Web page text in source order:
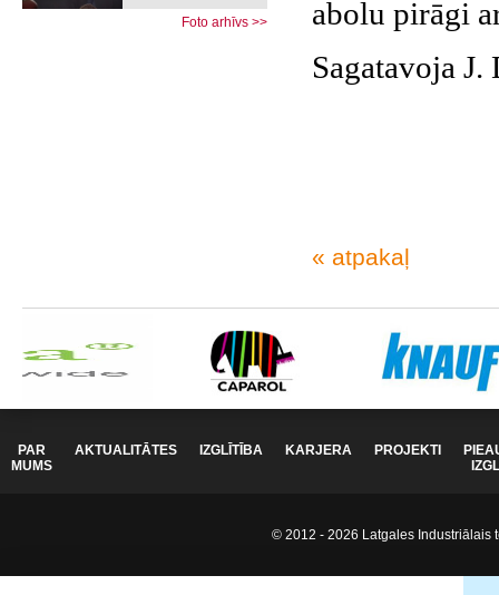
Foto arhīvs >>
abolu pirāgi
Sagatavoja J.
« atpakaļ
PAR
MUMS
AKTUALITĀTES IZGLĪTĪBA KARJERA PROJEKTI
© 2012 - 2026 Latgales Industriālais